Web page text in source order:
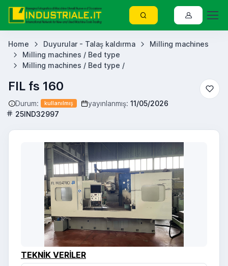
Home Duyurular - Talaş kaldırma
Milling machines
Milling machines / Bed type
Milling machines / Bed type /
FIL fs 160
Durum: kullanılmış yayınlanmış: 11/05/2026
25IND32997
TEKNIK VERILER